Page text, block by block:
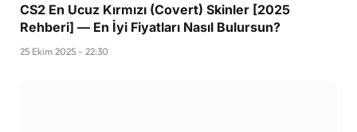
CS2 En Ucuz Kırmızı (Covert) Skinler [2025
Rehberi] — En İyi Fiyatları Nasıl Bulursun?
25 Ekim 2025 - 22:30